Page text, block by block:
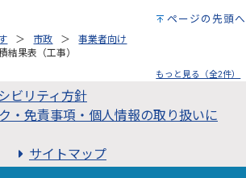
ページの先頭へ
市政
事業者向け
結果表（工事）
もっと見る（全2件）
ビリティ方針
・免責事項・個人情報の取り扱いに
サイトマップ